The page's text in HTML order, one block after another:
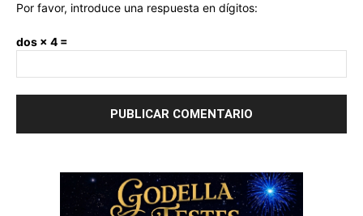
Por favor, introduce una respuesta en dígitos:
dos × 4 =